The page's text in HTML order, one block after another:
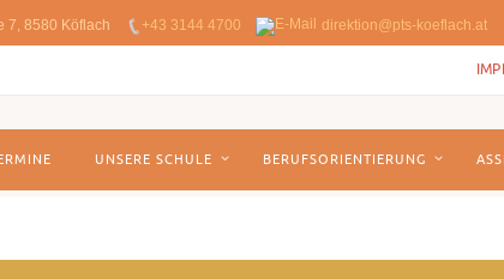
7, 8580 Köflach +43 3144 4700 direktion@pts-koeflach.at
UNSERE SCHULE BERUFSORIENTIERUNG